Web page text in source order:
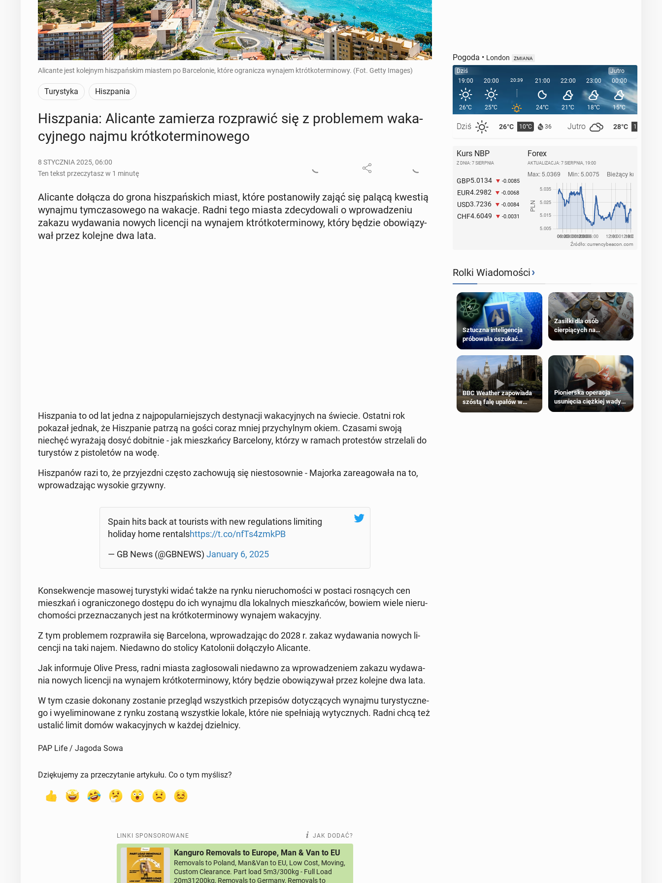
Alicante jest kolejnym hiszpańskim miastem po Barcelonie, które ogranicza wynajem ktrótkoterminowy. (Fot. Getty Images)
Turystyka Hiszpania
Hisz­pa­nia: Ali­can­te za­mie­rza roz­pra­wić się z pro­ble­mem wa­ka­
cyj­ne­go najmu krót­ko­ter­mi­no­we­go
8 STYCZNIA 2025, 06:00
Ten tekst przeczytasz w 1 minutę
Ali­can­te dołącza do grona hisz­pań­skich miast, które po­sta­no­wi­ły zająć się palącą kwestią
wynajmu tym­cza­so­we­go na wakacje. Radni tego miasta zde­cy­do­wa­li o wpro­wa­dze­niu
zakazu wy­da­wa­nia nowych li­cen­cji na wynajem ktrót­ko­ter­mi­no­wy, który będzie obo­wią­zy­
wał przez kolejne dwa lata.
Hisz­pa­nia to od lat jedna z naj­po­pu­lar­niej­szych de­sty­na­cji wa­ka­cyj­nych na świecie. Ostatni rok
pokazał jednak, że Hisz­pa­nie patrzą na gości coraz mniej przy­chyl­nym okiem. Czasami swoją
niechęć wy­ra­ża­ją dosyć do­bit­nie - jak miesz­kań­cy Bar­ce­lo­ny, którzy w ramach pro­te­stów strze­la­li do
tu­ry­stów z pi­sto­le­tów na wodę.
Hisz­pa­nów razi to, że przy­jezd­ni często za­cho­wu­ją się nie­sto­sow­nie - Majorka za­re­ago­wa­ła na to,
wpro­wa­dza­jąc wysokie grzywny.
Spain hits back at to­uri­sts with new re­gu­la­tions li­mi­ting
holiday home rentalshttps://t.co/nfTs4zmkPB
— GB News (@GBNEWS) January 6, 2025
Kon­se­kwen­cje masowej tu­ry­sty­ki widać także na rynku nie­ru­cho­mo­ści w postaci ro­sną­cych cen
miesz­kań i ogra­ni­czo­ne­go dostępu do ich wynajmu dla lo­kal­nych miesz­kań­ców, bowiem wiele nie­ru­
cho­mo­ści prze­zna­cza­nych jest na krót­ko­ter­mi­no­wy wynajem wa­ka­cyj­ny.
Z tym pro­ble­mem roz­pra­wi­ła się Bar­ce­lo­na, wpro­wa­dza­jąc do 2028 r. zakaz wy­da­wa­nia nowych li­
cen­cji na taki najem. Nie­daw­no do stolicy Ka­to­lo­nii do­łą­czy­ło Ali­can­te.
Jak in­for­mu­je Olive Press, radni miasta za­gło­so­wa­li nie­daw­no za wpro­wa­dze­niem zakazu wy­da­wa­
nia nowych li­cen­cji na wynajem krót­ko­ter­mi­no­wy, który będzie obo­wią­zy­wał przez kolejne dwa lata.
W tym czasie do­ko­na­ny zo­sta­nie prze­gląd wszyst­kich prze­pi­sów do­ty­czą­cych wynajmu tu­ry­stycz­ne­
go i wy­eli­mi­no­wa­ne z rynku zostaną wszyst­kie lokale, które nie speł­nia­ją wy­tycz­nych. Radni chcą też
ustalić limit domów wa­ka­cyj­nych w każdej dziel­ni­cy.
PAP Life / Jagoda Sowa
Dziękujemy za przeczytanie artykułu. Co o tym myślisz?
LINKI SPONSOROWANE JAK DODAĆ?
Kanguro Removals to Europe, Man & Van to EU
Removals to Poland, Man&Van to EU, Low Cost, Moving,
Custom Clearance. Part load 5m3/300kg - Full Load
20m31200kg, Removals to Germany, Removals to
Pogoda • London ZMIANA
Dziś
19:00
26°C
Dziś 26°C 10°C 36 Jutro 28°C 11°C
20:00
25°C
20:39 21:00
24°C
22:00
21°C
23:00
18°C
Jutro
00:00
15°C
01:00
Kurs NBP
Z DNIA: 7 SIERPNIA
GBP5.0134 -0.0085
EUR4.2982 -0.0068
USD3.7236 -0.0084
CHF4.6049 -0.0031
Forex
AKTUALIZACJA: 7 SIERPNIA, 19:00
Źródło: currencybeacon.com
Rolki Wiadomości›
Sztuczna inteligencja
próbowała oszukać
człowieka
Zasiłki dla osób
cierpiących na
schorzenia psychiczne
BBC Weather zapowiada
szóstą falę upałów w
Londynie
Pionierska operacja
usunięcia ciężkiej wady
wrodzonej płodu w łonie